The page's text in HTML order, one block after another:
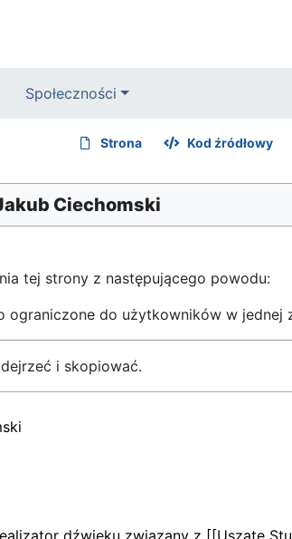
Społeczności
Strona Kod źródłowy
Ciechomski
tej strony z następującego powodu:
ograniczone do użytkowników w jednej
i skopiować.